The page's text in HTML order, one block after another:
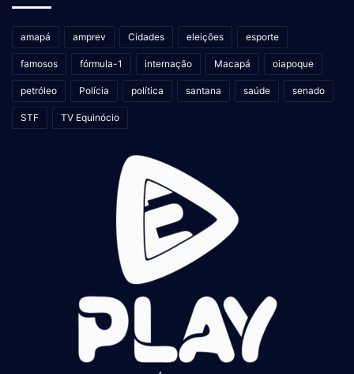
amapá amprev Cidades eleições esporte
famosos fórmula-1 internação Macapá oiapoque
petróleo Polícia política santana saúde senado
STF TV Equinócio